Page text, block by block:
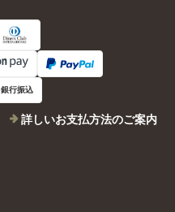
銀行振込
詳しいお支払方法のご案内